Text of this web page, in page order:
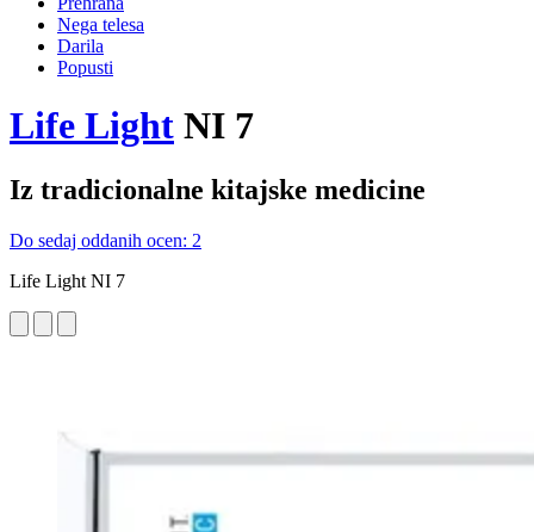
Nega telesa
Darila
Popusti
Life Light NI 7
Iz tradicionalne kitajske medicine
Do sedaj oddanih ocen: 2
Life Light NI 7